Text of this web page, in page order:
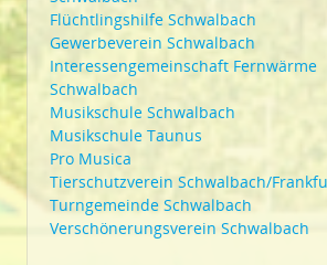
Flüchtlingshilfe Schwalbach
Gewerbeverein Schwalbach
Interessengemeinschaft Fernwärme
Schwalbach
Musikschule Schwalbach
Musikschule Taunus
Pro Musica
Tierschutzverein Schwalbach/
Turngemeinde Schwalbach
Verschönerungsverein Schwalbach